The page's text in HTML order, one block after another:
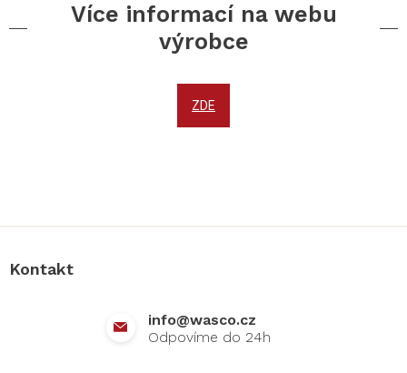
Více informací na webu
výrobce
ZDE
Kontakt
info@wasco.cz